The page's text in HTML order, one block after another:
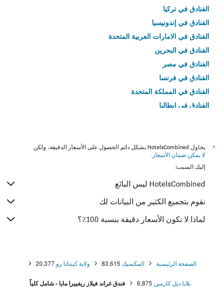
الفنادق في تركيا
الفنادق في إندونيسيا
الفنادق في الامارات العربية المتحدة
الفنادق في البحرين
الفنادق في مصر
الفنادق في فرنسا
الفنادق في المملكة المتحدة
الفنادق في إيطاليا
*
يحاول HotelsCombined بشكل دائم الحصول على الأسعار الدقيقة، ولكن
لا يمكن ضمان الأسعار .
إليك السبب:
HotelsCombined ليس البائع
نقوم بتجميع الكثير من البيانات لك
لماذا لا تكون الأسعار دقيقة بنسبة 100٪؟
الصفحة الرئيسية المكسيك 83,615 ولاية كينتانا رو 20,377
بلايا ديل كارمين 6,875 فندق غراند فيلاز ريفييرا مايا - شامل كلياً